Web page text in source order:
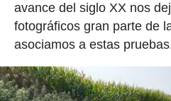
avance del siglo XX nos
fotográficos gran parte de
asociamos a estas